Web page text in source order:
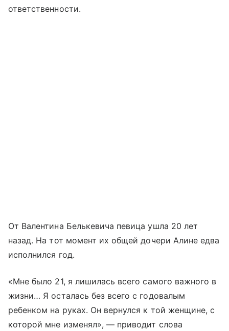
ответственности.
От Валентина Белькевича певица ушла 20 лет
назад. На тот момент их общей дочери Алине едва
исполнился год.
«Мне было 21, я лишилась всего самого важного в
жизни… Я осталась без всего с годовалым
ребенком на руках. Он вернулся к той женщине, с
которой мне изменял», — приводит слова